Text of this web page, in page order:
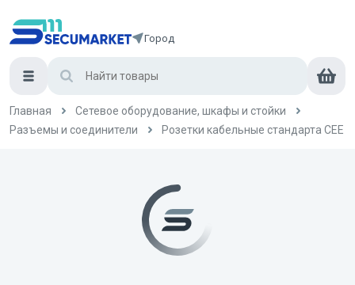
Город
Главная
Сетевое оборудование, шкафы и стойки
Разъемы и соединители
Розетки кабельные стандарта СЕЕ